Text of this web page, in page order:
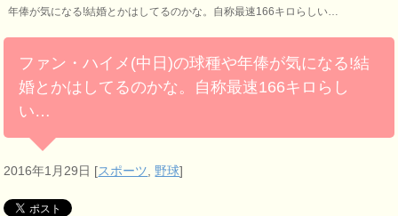
年俸が気になる!結婚とかはしてるのかな。自称最速166キロらしい…
ファン・ハイメ(中日)の球種や年俸が気になる!結
婚とかはしてるのかな。自称最速166キロらし
い…
2016年1月29日 [スポーツ, 野球]